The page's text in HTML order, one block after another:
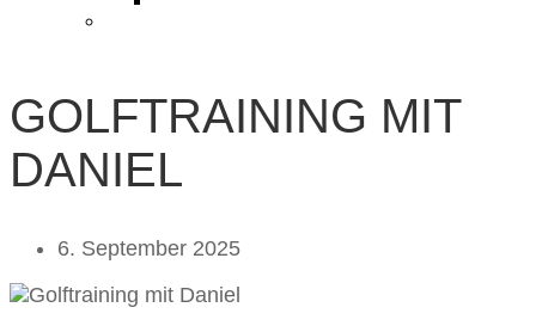
GOLFTRAINING MIT
DANIEL
6. September 2025